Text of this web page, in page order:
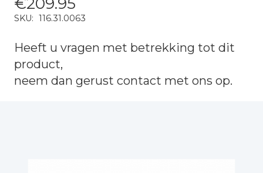
SKU: 116.31.0063
Heeft u vragen met betrekking tot dit
product,
neem dan gerust contact met ons op.